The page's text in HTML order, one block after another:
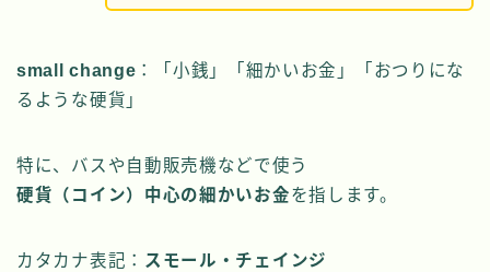
small change ：「小銭」「細かいお金」「おつりにな
るような硬貨」
特に、バスや自動販売機などで使う
硬貨（コイン）中心の細かいお金を指します。
カタカナ表記： スモール・チェインジ